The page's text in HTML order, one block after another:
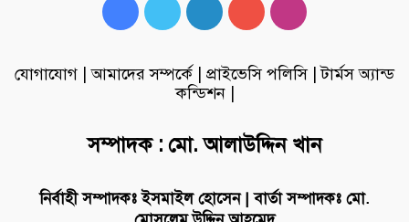
FacebookTwitterLinkedInYouTubeInstagram
যোগাযোগ |আমাদের সম্পর্কে প্রাইভেসি পলিসি|টার্মস অ্যান্ড
কন্ডিশন|
সম্পাদক : মো. আলাউদ্দিন খান
নির্বাহী সম্পাদকঃ ইসমাইল হোসেন | বার্তা সম্পাদকঃ মো.